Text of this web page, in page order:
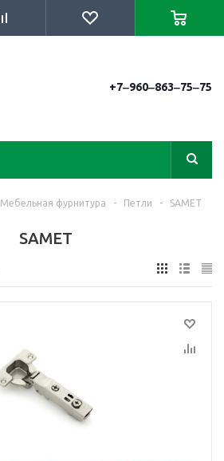
+7‒960‒863‒75‒75
Мебельная фурнитура - Петли - SAMET
SAMET